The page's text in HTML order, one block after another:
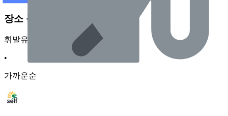
장소 근처 주유소
휘발유
•
가까운순